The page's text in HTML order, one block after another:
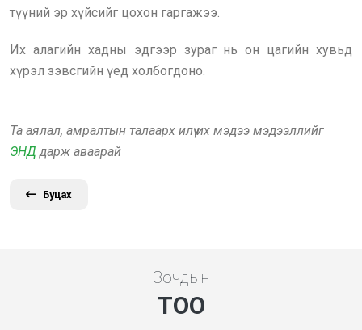
түүний эр хүйсийг цохон гаргажээ.
Их алагийн хадны эдгээр зураг нь он цагийн хувьд
хүрэл зэвсгийн үед холбогдоно.
Та аялал, амралтын талаарх илүү их мэдээ мэдээллийг
ЭНД дарж аваарай
Буцах
Зочдын
ТОО